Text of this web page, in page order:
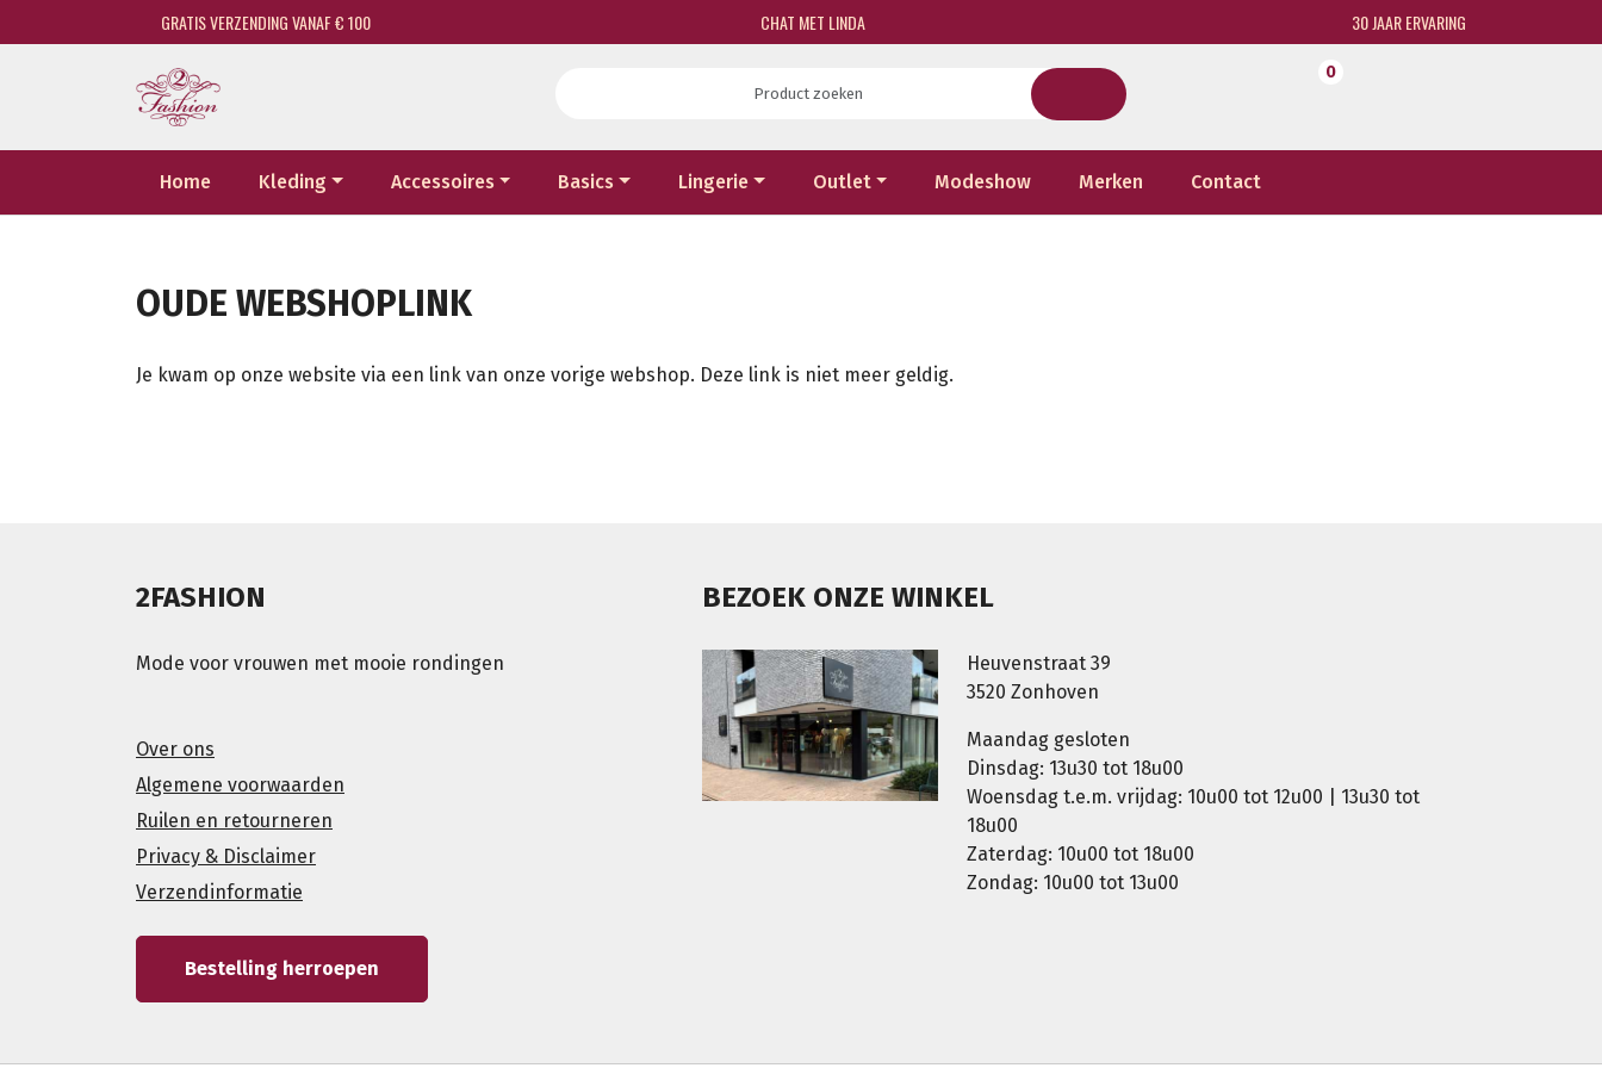
GRATIS VERZENDING VANAF € 100 CHAT MET LINDA 30 JAAR ERVARING
0
Home Kleding Accessoires Basics Lingerie Outlet Modeshow Merken Contact
OUDE WEBSHOPLINK
Je kwam op onze website via een link van onze vorige webshop. Deze link is niet meer geldig.
2FASHION
Mode voor vrouwen met mooie rondingen
Over ons
Algemene voorwaarden
Ruilen en retourneren
Privacy & Disclaimer
Verzendinformatie
Bestelling herroepen
BEZOEK ONZE WINKEL
Heuvenstraat 39
3520 Zonhoven
Maandag gesloten
Dinsdag: 13u30 tot 18u00
Woensdag t.e.m. vrijdag: 10u00 tot 12u00 | 13u30 tot
18u00
Zaterdag: 10u00 tot 18u00
Zondag: 10u00 tot 13u00